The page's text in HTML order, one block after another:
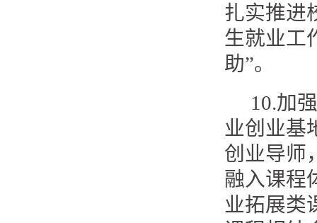
扎实推进
生就业工
助”。
10.加
业创业基
创业导师
融入课程
业拓展类